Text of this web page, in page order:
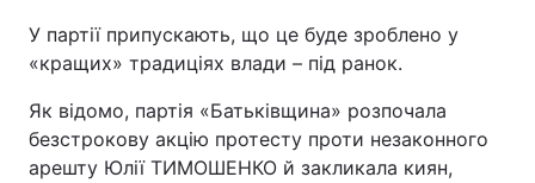
У партії припускають, що це буде зроблено у
«кращих» традиціях влади – під ранок.
Як відомо, партія «Батьківщина» розпочала
безстрокову акцію протесту проти незаконного
арешту Юлії ТИМОШЕНКО й закликала киян,